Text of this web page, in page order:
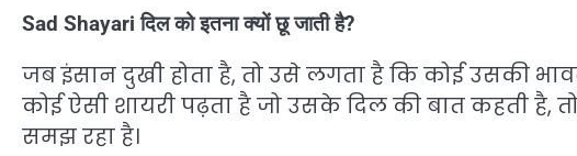
Sad Shayari दिल को इतना क्यों छू जाती है?
जब इंसान दुखी होता है, तो उसे लगता है कि कोई उसकी
कोई ऐसी शायरी पढ़ता है जो उसके दिल की बात कहती
समझ रहा है।